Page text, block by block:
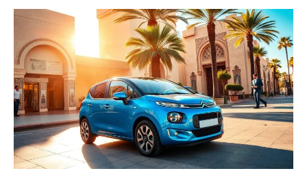
à
Casablanca
Louer
Facilement